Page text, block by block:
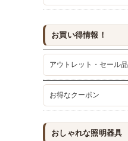
お買い得情報！
アウトレット・セール品
お得なクーポン
おしゃれな照明器具